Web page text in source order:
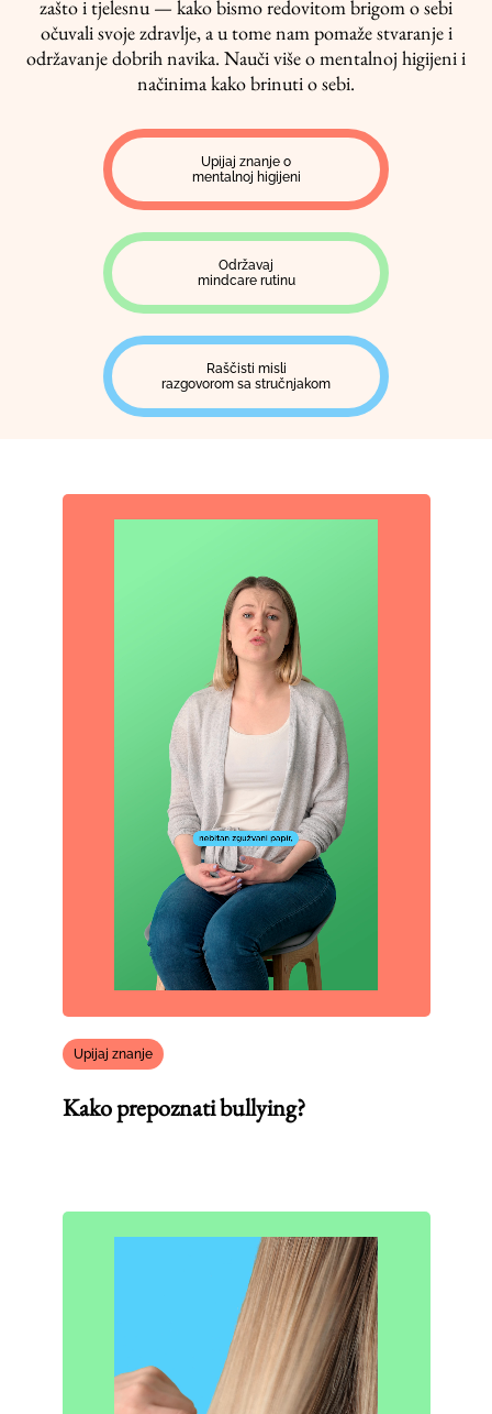
zašto i tjelesnu — kako bismo redovitom brigom o sebi
očuvali svoje zdravlje, a u tome nam pomaže stvaranje i
održavanje dobrih navika. Nauči više o mentalnoj higijeni i
načinima kako brinuti o sebi.
Upijaj znanje o
mentalnoj higijeni
Održavaj
mindcare rutinu
Raščisti misli
razgovorom sa stručnjakom
Upijaj znanje
Kako prepoznati bullying?